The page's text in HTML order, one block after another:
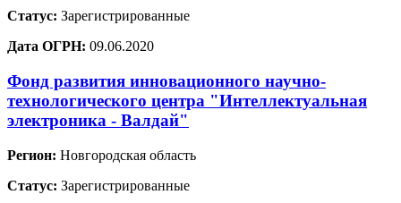
Статус: Зарегистрированные
Дата ОГРН: 09.06.2020
Фонд развития инновационного научно-
технологического центра "Интеллектуальная
электроника - Валдай"
Регион: Новгородская область
Статус: Зарегистрированные